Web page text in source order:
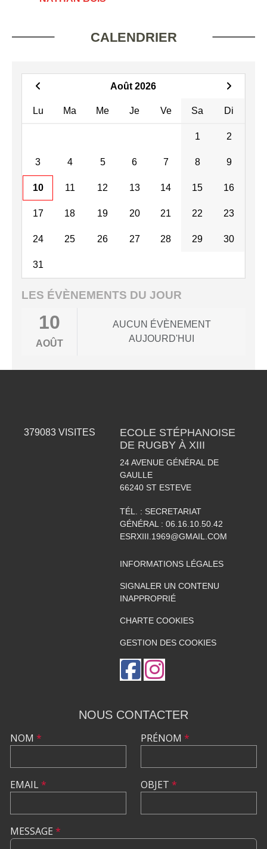
CALENDRIER
Août 2026
Lu Ma Me Je Ve Sa Di
1 2
3 4 5 6 7 8 9
10 11 12 13 14 15 16
17 18 19 20 21 22 23
24 25 26 27 28 29 30
31
LES ÉVÈNEMENTS DU JOUR
10
AOÛT
AUCUN ÉVÈNEMENT
AUJOURD'HUI
379083 VISITES
ECOLE STÉPHANOISE
DE RUGBY À XIII
24 AVENUE GÉNÉRAL DE
GAULLE
66240 ST ESTEVE
TÉL. : SECRETARIAT
GÉNÉRAL : 06.16.10.50.42
ESRXIII.1969@GMAIL.COM
INFORMATIONS LÉGALES
SIGNALER UN CONTENU
INAPPROPRIÉ
CHARTE COOKIES
GESTION DES COOKIES
NOUS CONTACTER
NOM *
EMAIL*
PRÉNOM *
OBJET *
MESSAGE *